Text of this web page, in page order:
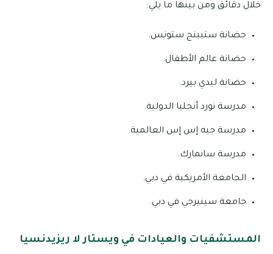
خلال دقائق ومن بينها ما يلي:
حضانة ستيبنج ستونس.
حضانة عالم الأطفال.
حضانة ليدي بيرد.
مدرسة نورد أنجليا الدولية.
مدرسة جيه إس إس العالمية.
مدرسة سانمارك.
الجامعة الأمريكية في دبي.
جامعة سينيرجي في دبي.
المستشفيات والعيادات في ويستار لا ريزيدنسيا